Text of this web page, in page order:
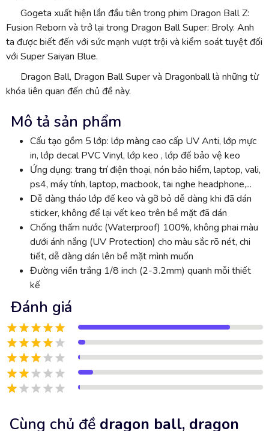
Gogeta xuất hiện lần đầu tiên trong phim Dragon Ball Z:
Fusion Reborn và trở lại trong Dragon Ball Super: Broly. Anh
ta được biết đến với sức mạnh vượt trội và kiểm soát tuyệt đối
với Super Saiyan Blue.
Dragon Ball, Dragon Ball Super và Dragonball là những từ
khóa liên quan đến chủ đề này.
Mô tả sản phẩm
Cấu tạo gồm 5 lớp: lớp màng cao cấp UV Anti, lớp mực
in, lớp decal PVC Vinyl, lớp keo , lớp đế bảo vệ keo
Ứng dụng: trang trí điện thoại, nón bảo hiểm, laptop, vali,
ps4, máy tính, laptop, macbook, tai nghe headphone,...
Dễ dàng tháo lớp đế keo và gỡ bỏ dễ dàng khi đã dán
sticker, không để lại vết keo trên bề mặt đã dán
Chống thấm nước (Waterproof) 100%, không phai màu
dưới ánh nắng (UV Protection) cho màu sắc rõ nét, chi
tiết, dễ dàng dán lên bề mặt mình muốn
Đường viền trắng 1/8 inch (2-3.2mm) quanh mỗi thiết
kế
Đánh giá
Cùng chủ đề dragon ball, dragon